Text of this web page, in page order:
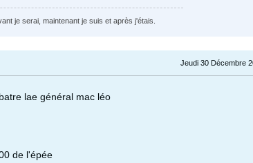
je serai, maintenant je suis et après j'étais.
Jeudi 30 Décembre
lae général mac léo
de l'épée